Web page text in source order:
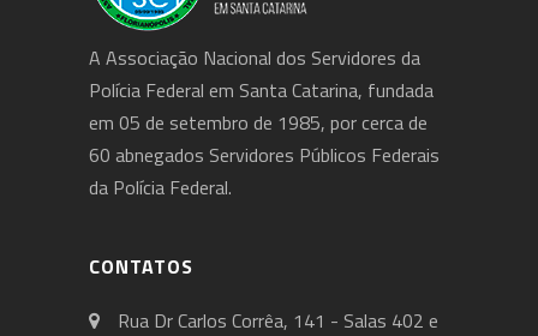
A Associação Nacional dos Servidores da
Polícia Federal em Santa Catarina, fundada
em 05 de setembro de 1985, por cerca de
60 abnegados Servidores Públicos Federais
da Polícia Federal.
CONTATOS
Rua Dr Carlos Corrêa, 141 - Salas 402 e